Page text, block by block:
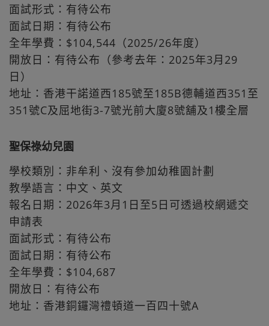
面試形式：有待公布
面試日期：有待公布
全年學費：$104,544（2025/26年度）
開放日：有待公布（參考去年：2025年3月29
日）
地址：香港干諾道西185號至185B德輔道西351至
351號C及屈地街3-7號光前大廈8號舖及1樓全層
聖保祿幼兒園
學校類別：非牟利、沒有參加幼稚園計劃
教學語言：中文、英文
報名日期：2026年3月1日至5日可透過校網遞交
申請表
面試形式：有待公布
面試日期：有待公布
全年學費：$104,687
開放日：有待公布
地址：香港銅鑼灣禮頓道一百四十號A